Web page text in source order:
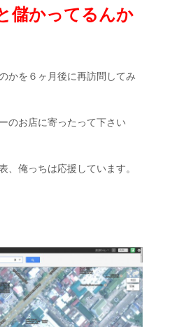
儲かってるんか
かを６ヶ月後に再訪問してみ
のお店に寄ったって下さい
、俺っちは応援しています。